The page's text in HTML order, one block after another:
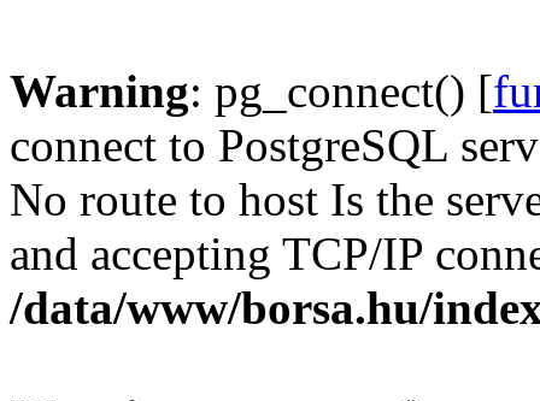
Warning: pg_connect() [
connect to PostgreSQL
No route to host Is the
and accepting TCP/IP
/data/www/borsa.hu/